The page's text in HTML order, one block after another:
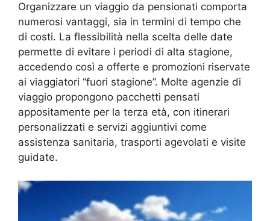
Organizzare un viaggio da pensionati comporta
numerosi vantaggi, sia in termini di tempo che
di costi. La flessibilità nella scelta delle date
permette di evitare i periodi di alta stagione,
accedendo così a offerte e promozioni riservate
ai viaggiatori “fuori stagione”. Molte agenzie di
viaggio propongono pacchetti pensati
appositamente per la terza età, con itinerari
personalizzati e servizi aggiuntivi come
assistenza sanitaria, trasporti agevolati e visite
guidate.